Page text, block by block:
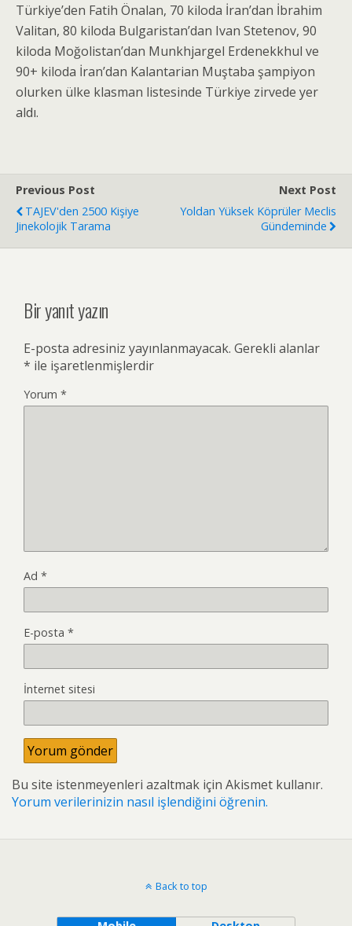
Türkiye’den Fatih Önalan, 70 kiloda İran’dan İbrahim
Valitan, 80 kiloda Bulgaristan’dan Ivan Stetenov, 90
kiloda Moğolistan’dan Munkhjargel Erdenekkhul ve
90+ kiloda İran’dan Kalantarian Muştaba şampiyon
olurken ülke klasman listesinde Türkiye zirvede yer
aldı.
Previous Post
TAJEV'den 2500 Kişiye
Jinekolojik Tarama
Next Post
Yoldan Yüksek Köprüler Meclis
Gündeminde
Bir yanıt yazın
E-posta adresiniz yayınlanmayacak. Gerekli alanlar
* ile işaretlenmişlerdir
Yorum *
Ad *
E-posta *
İnternet sitesi
Bu site istenmeyenleri azaltmak için Akismet kullanır.
Yorum verilerinizin nasıl işlendiğini öğrenin.
Back to top